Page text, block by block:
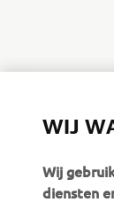
WIJ
Wij
diensten